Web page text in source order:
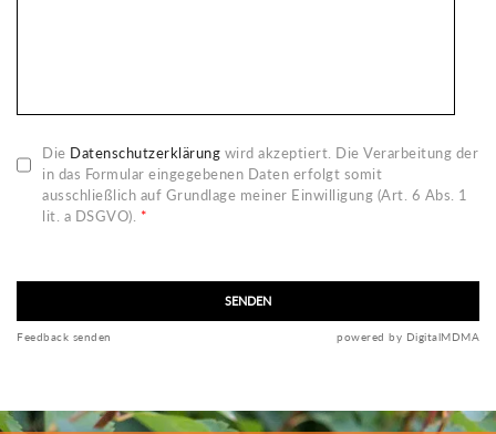
Die Datenschutzerklärung wird akzeptiert. Die Verarbeitung der
in das Formular eingegebenen Daten erfolgt somit
ausschließlich auf Grundlage meiner Einwilligung (Art. 6 Abs. 1
lit. a DSGVO). *
SENDEN
Feedback senden powered by DigitalMDMA